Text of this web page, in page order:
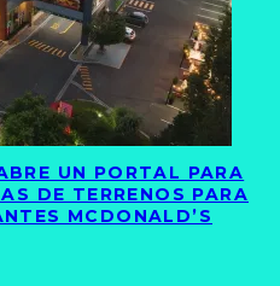
UN PORTAL PARA
DE TERRENOS PARA
MCDONALD’S